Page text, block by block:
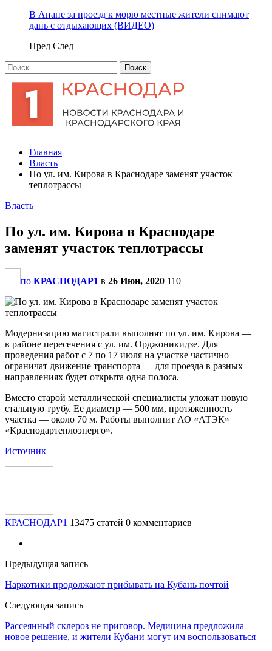
В Анапе за проезд к морю местные жители снимают
дань с отдыхающих (ВИДЕО)
Пред След
Главная
Власть
По ул. им. Кирова в Краснодаре заменят участок
теплотрассы
Власть
По ул. им. Кирова в Краснодаре
заменят участок теплотрассы
по КРАСНОДАР1 в 26 Июн, 2020 110
Модернизацию магистрали выполнят по ул. им. Кирова —
в районе пересечения с ул. им. Орджоникидзе. Для
проведения работ с 7 по 17 июля на участке частично
ограничат движение транспорта — для проезда в разных
направлениях будет открыта одна полоса.
Вместо старой металлической специалисты уложат новую
стальную трубу. Ее диаметр — 500 мм, протяженность
участка — около 70 м. Работы выполнит АО «АТЭК»
«Краснодартеплоэнерго».
Источник
КРАСНОДАР1 13475 статей 0 комментариев
Предыдущая запись
Наркотики продолжают прибывать на Кубань почтой
Следующая запись
Рассеянный склероз не приговор. Медицина предложила
новое решение, и жители Кубани могут им воспользоваться